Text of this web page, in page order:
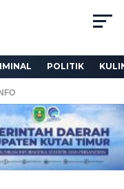
POLITIK